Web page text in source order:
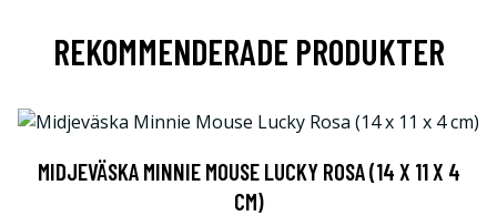
REKOMMENDERADE PRODUKTER
MIDJEVÄSKA MINNIE MOUSE LUCKY ROSA (14 X 11 X 4
CM)